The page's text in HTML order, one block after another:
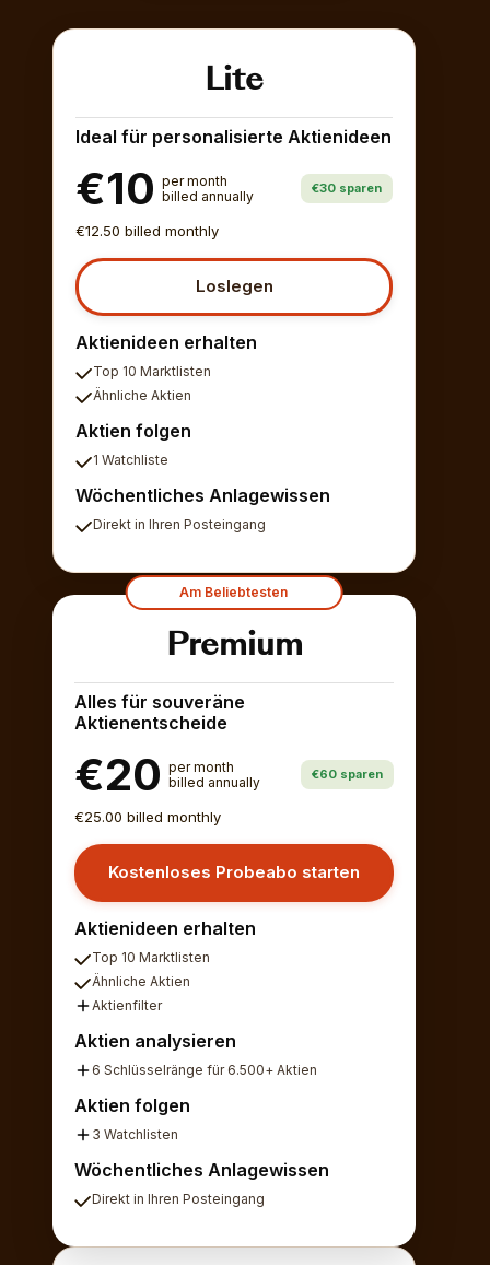
Lite
Ideal für personalisierte Aktienideen
€10 per month
billed annually
€30 sparen
€12.50 billed monthly
Loslegen
Aktienideen erhalten
Top 10 Marktlisten
Ähnliche Aktien
Aktien folgen
1 Watchliste
Wöchentliches Anlagewissen
Direkt in Ihren Posteingang
Am Beliebtesten
Premium
Alles für souveräne
Aktienentscheide
€20 per month
billed annually
€60 sparen
€25.00 billed monthly
Kostenloses Probeabo starten
Aktienideen erhalten
Top 10 Marktlisten
Ähnliche Aktien
Aktienfilter
Aktien analysieren
6 Schlüsselränge für 6.500+ Aktien
Aktien folgen
3 Watchlisten
Wöchentliches Anlagewissen
Direkt in Ihren Posteingang